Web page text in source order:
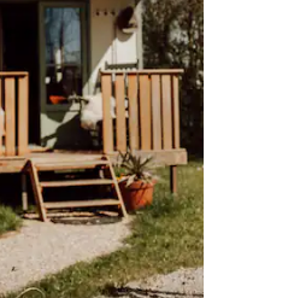
de 15 commentaires : 4,67 sur 5